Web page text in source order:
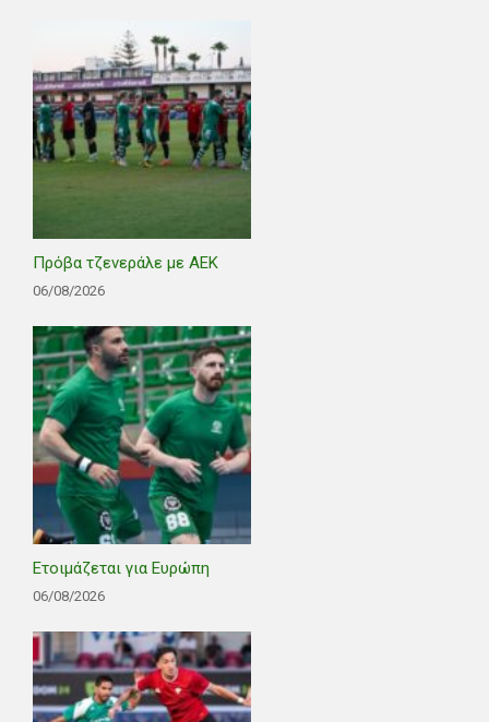
Πρόβα τζενεράλε με ΑΕΚ
06/08/2026
Ετοιμάζεται για Ευρώπη
06/08/2026